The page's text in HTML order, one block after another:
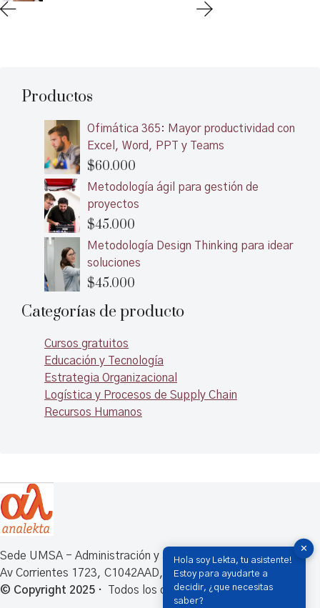
Productos
Ofimática 365: Mayor productividad con
Excel, Word, PPT y Teams
$60.000
Metodología ágil para gestión de
proyectos
$45.000
Metodología Design Thinking para idear
soluciones
$45.000
Categorías de producto
Cursos gratuitos
Educación y Tecnología
Estrategia Organizacional
Logística y Procesos de Supply Chain
Recursos Humanos
Sede UMSA - Administración y atención de Alumnos
Av Corrientes 1723, C1042AAD, CABA, Argentina
© Copyright 2025 ·
Todos los derechos reservados
✕
Hola soy Lekta, tu asistente!
Estoy para ayudarte a
decidir, ¿que necesitas
saber?